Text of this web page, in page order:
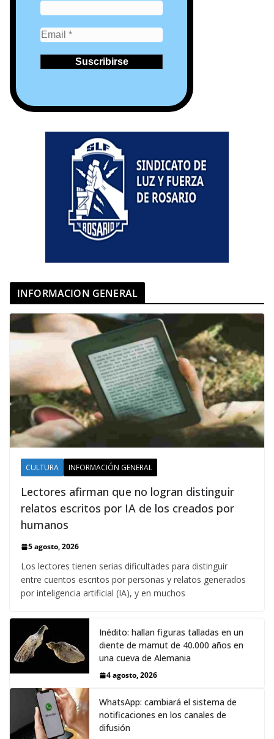
INFORMACION GENERAL
CULTURA INFORMACIÓN GENERAL
Lectores afirman que no logran distinguir
relatos escritos por IA de los creados por
humanos
5 agosto, 2026
Los lectores tienen serias dificultades para distinguir
entre cuentos escritos por personas y relatos generados
por inteligencia artificial (IA), y en muchos
Inédito: hallan figuras talladas en un
diente de mamut de 40.000 años en
una cueva de Alemania
4 agosto, 2026
WhatsApp: cambiará el sistema de
notificaciones en los canales de
difusión